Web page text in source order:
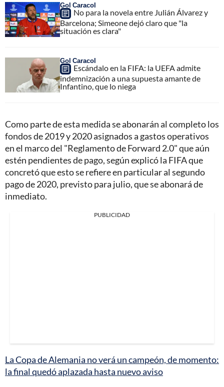
Gol Caracol
No para la novela entre Julián Álvarez y
Barcelona; Simeone dejó claro que "la
situación es clara"
Gol Caracol
Escándalo en la FIFA: la UEFA admite
indemnización a una supuesta amante de
Infantino, que lo niega
Como parte de esta medida se abonarán al completo los
fondos de 2019 y 2020 asignados a gastos operativos
en el marco del "Reglamento de Forward 2.0" que aún
estén pendientes de pago, según explicó la FIFA que
concretó que esto se refiere en particular al segundo
pago de 2020, previsto para julio, que se abonará de
inmediato.
PUBLICIDAD
La Copa de Alemania no verá un campeón, de momento:
la final quedó aplazada hasta nuevo aviso